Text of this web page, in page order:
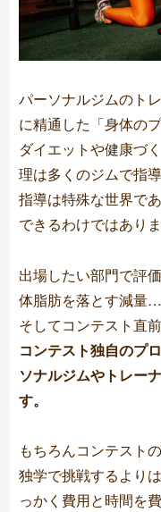
パーソナルジムのト
に精通した「身体のプ
ダイエットや健康づ
理は多くのジムで指
指導は特殊な世界で
できるわけではありま
出場したい部門で評
体脂肪を落とす減量…
そしてコンテスト直
コンテスト独自のプ
ソナルジムやトレー
す。
もちろんコンテスト
独学で挑戦するより
っかく費用と時間を